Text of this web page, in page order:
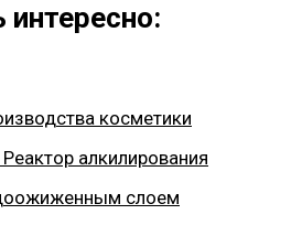
косметики
алкилирования
слоем